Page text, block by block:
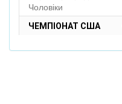
Чоловіки
ЧЕМПІОНАТ США